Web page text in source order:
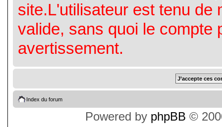
site.L'utilisateur est tenu de
valide, sans quoi le compte
avertissement.
Index du forum
Powered by phpBB ©